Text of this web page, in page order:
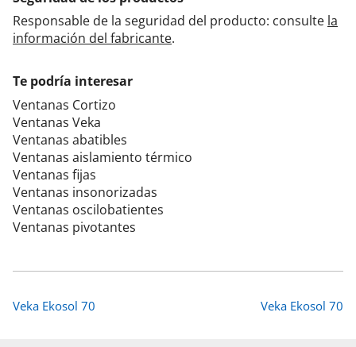
Responsable de la seguridad del producto: consulte la
información del fabricante.
Te podría interesar
Ventanas Cortizo
Ventanas Veka
Ventanas abatibles
Ventanas aislamiento térmico
Ventanas fijas
Ventanas insonorizadas
Ventanas oscilobatientes
Ventanas pivotantes
Veka Ekosol 70 Veka Ekosol 70